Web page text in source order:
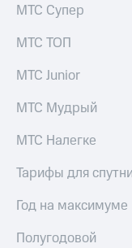
погашении
облигаций
Реквизиты
развитие
На главную
МТС Супер
МТС ТОП
МТС Junior
МТС Мудрый
МТС Налегке
Тарифы для
Год на максимуме
Полугодовой